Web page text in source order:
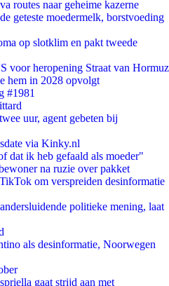
routes naar geheime kazerne
geteste moedermelk, borstvoeding
op slotklim en pakt tweede
voor heropening Straat van Hormuz
hem in 2028 opvolgt
#1981
uur, agent gebeten bij
via Kinky.nl
dat ik heb gefaald als moeder"
na ruzie over pakket
om verspreiden desinformatie
politieke mening, laat
als desinformatie, Noorwegen
gaat strijd aan met